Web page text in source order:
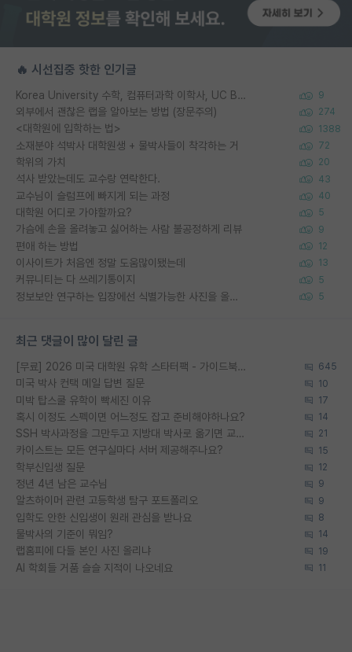
🔥 시선집중 핫한 인기글
Korea University 수학, 컴퓨터과학 이학사, UC Berkeley 산업공학 대학원 공학박사가 되는 것은 쉽지 않겠죠? 9
외부에서 괜찮은 랩을 알아보는 방법 (장문주의) 274
<대학원에 입학하는 법> 1388
소재분야 석박사 대학원생 + 물박사들이 착각하는 거 72
학위의 가치 20
석사 받았는데도 교수랑 연락한다. 43
교수님이 슬럼프에 빠지게 되는 과정 40
대학원 어디로 가야할까요? 5
가슴에 손을 올려놓고 싫어하는 사람 불공정하게 리뷰 9
편애 하는 방법 12
이사이트가 처음엔 정말 도움많이됐는데 13
커뮤니티는 다 쓰레기통이지 5
정보보안 연구하는 입장에선 식별가능한 사진을 올리는건 비추이긴함 5
최근 댓글이 많이 달린 글
[무료] 2026 미국 대학원 유학 스타터팩 - 가이드북 & 합격자 컨택메일 템플릿 645
미국 박사 컨택 메일 답변 질문 10
미박 탑스쿨 유학이 빡세진 이유 17
혹시 이정도 스펙이면 어느정도 잡고 준비해야하나요? 14
SSH 박사과정을 그만두고 지방대 박사로 옮기면 교수의 꿈은 끝일까요? 21
카이스트는 모든 연구실마다 서버 제공해주나요? 15
학부신입생 질문 12
정년 4년 남은 교수님 9
알츠하이머 관련 고등학생 탐구 포트폴리오 9
입학도 안한 신입생이 원래 관심을 받나요 8
물박사의 기준이 뭐임? 14
랩홈피에 다들 본인 사진 올리냐 19
AI 학회들 거품 슬슬 지적이 나오네요 11